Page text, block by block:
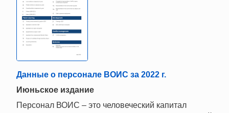
Данные о персонале ВОИС за 2022 г.
Июньское издание
Персонал ВОИС – это человеческий капитал